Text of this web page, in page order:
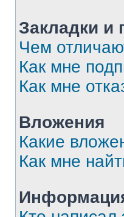
Закладки и
Чем
Как мне
Как мне
Вложения
Какие
Как мне